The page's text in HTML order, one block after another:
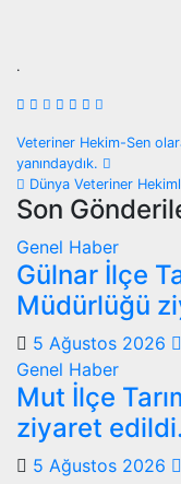
.
Yazı
Veteriner Hekim-Sen
yanındaydık.
Dünya Veteriner
Son
Genel Haber
Gülnar İlçe
Müdürlüğü
5 Ağustos 2026
Genel Haber
Mut İlçe
ziyaret edildi.
5 Ağustos 2026